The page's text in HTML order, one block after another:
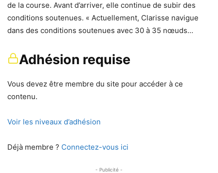
de la course. Avant d’arriver, elle continue de subir des
conditions soutenues. « Actuellement, Clarisse navigue
dans des conditions soutenues avec 30 à 35 nœuds…
Adhésion requise
Vous devez être membre du site pour accéder à ce
contenu.
Voir les niveaux d’adhésion
Déjà membre ? Connectez-vous ici
- Publicité -